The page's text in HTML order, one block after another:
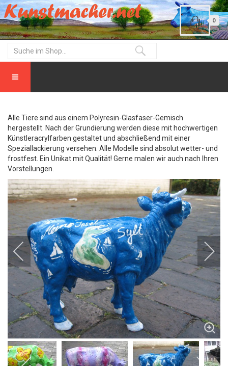
0
Alle Tiere sind aus einem Polyresin-Glasfaser-Gemisch
hergestellt. Nach der Grundierung werden diese mit hochwertigen
Künstleracrylfarben gestaltet und abschließend mit einer
Speziallackierung versehen. Alle Modelle sind absolut wetter- und
frostfest. Ein Unikat mit Qualität! Gerne malen wir auch nach Ihren
Vorstellungen.